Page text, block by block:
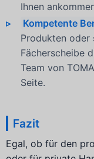
Ihnen
Kompetente
Produkten oder
Fächerscheibe
Team von
Seite.
Fazit
Egal, ob für den